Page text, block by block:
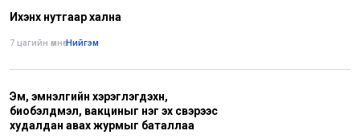
Ихэнх нутгаар хална
7 цагийн өмнө•Нийгэм
Эм, эмнэлгийн хэрэглэгдэхүүн,
биобэлдмэл, вакциныг нэг эх үүсвэрээс
худалдан авах журмыг баталлаа